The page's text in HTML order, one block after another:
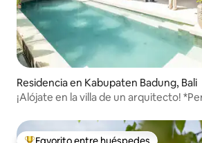
Residencia en Kabupaten Badung, Bali
¡Alójate en la villa de un arquitecto!